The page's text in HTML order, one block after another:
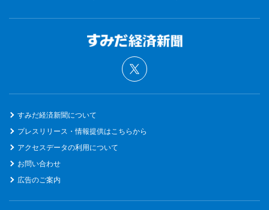
すみだ経済新聞について
プレスリリース・情報提供はこちらから
アクセスデータの利用について
お問い合わせ
広告のご案内